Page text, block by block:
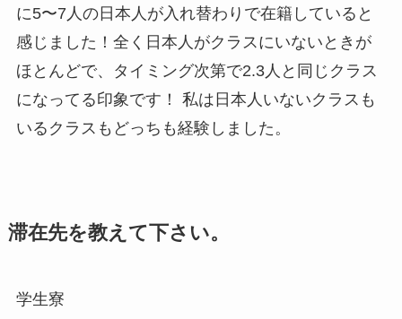
に5〜7人の日本人が入れ替わりで在籍していると
感じました！全く日本人がクラスにいないときが
ほとんどで、タイミング次第で2.3人と同じクラス
になってる印象です！ 私は日本人いないクラスも
いるクラスもどっちも経験しました。
滞在先を教えて下さい。
学生寮